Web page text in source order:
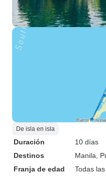
De isla en isla
Duración
10 días
Destinos
Manila ,
Franja de edad
Todas